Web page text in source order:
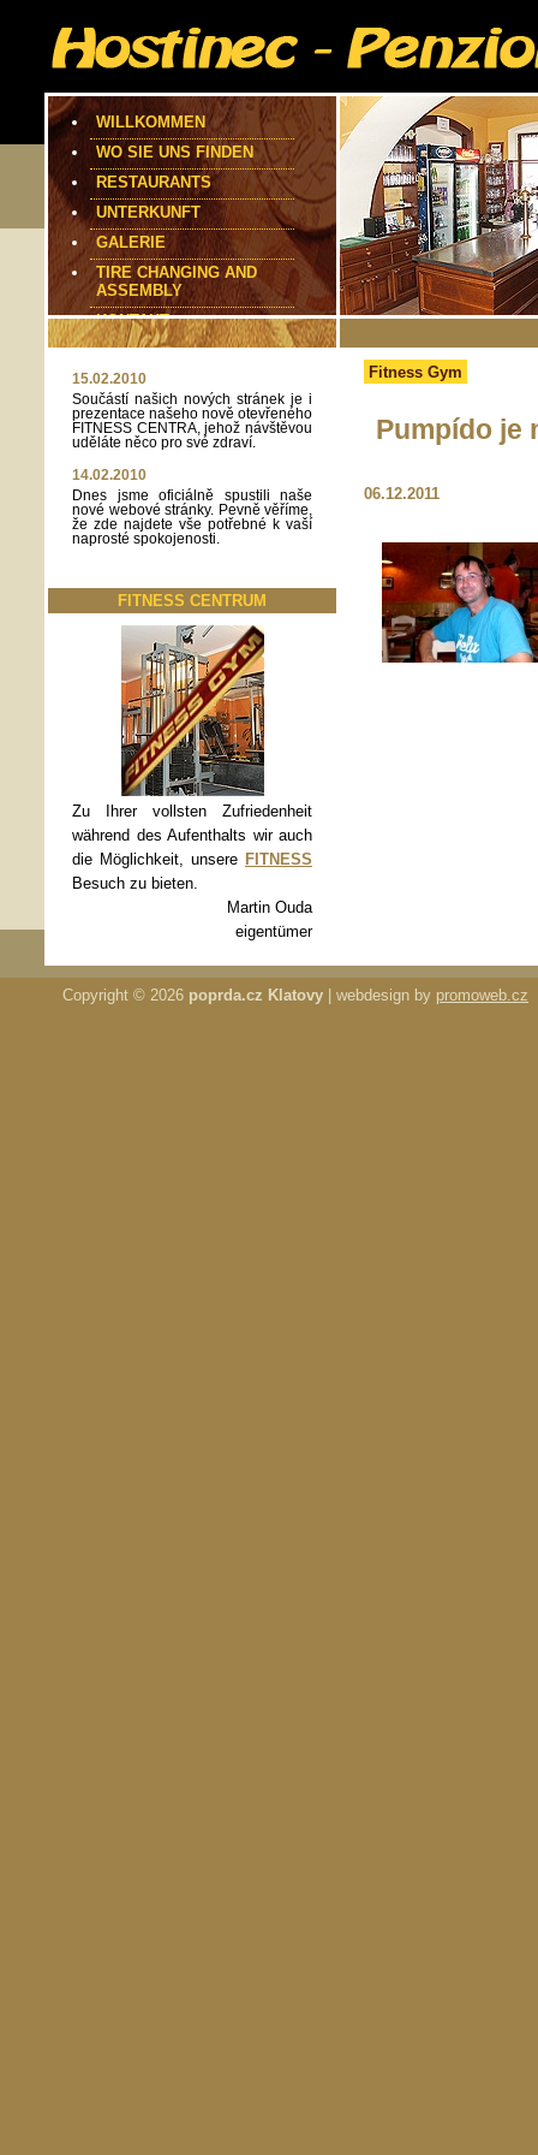
WILLKOMMEN
WO SIE UNS FINDEN
RESTAURANTS
UNTERKUNFT
GALERIE
TIRE CHANGING AND
ASSEMBLY
KONTAKT
15.02.2010
Součástí našich nových stránek je i
prezentace našeho nově otevřeného
FITNESS CENTRA, jehož návštěvou
uděláte něco pro své zdraví.
14.02.2010
Dnes jsme oficiálně spustili naše
nové webové stránky. Pevně věříme,
že zde najdete vše potřebné k vaší
naprosté spokojenosti.
FITNESS CENTRUM
Zu Ihrer vollsten Zufriedenheit
während des Aufenthalts wir auch
die Möglichkeit, unsere FITNESS
Besuch zu bieten.
Martin Ouda
eigentümer
Fitness Gym
Pumpído je
06.12.2011
Copyright © 2026 poprda.cz Klatovy | webdesign by promoweb.cz